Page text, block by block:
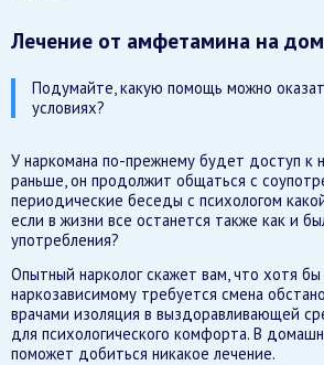
Лечение от амфетамина на
Подумайте, какую помощь можно
условиях?
У наркомана по-прежнему будет доступ к
раньше, он продолжит общаться с
периодические беседы с психологом
если в жизни все останется также как и
употребления?
Опытный нарколог скажет вам, что хотя
наркозависимому требуется смена
врачами изоляция в выздоравливающей
для психологического комфорта. В
поможет добиться никакое лечение.